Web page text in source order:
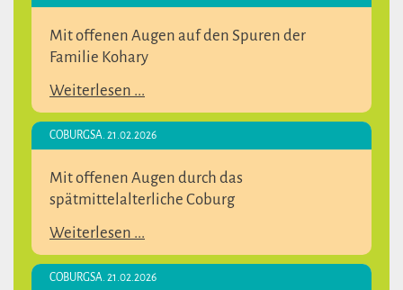
Mit offenen Augen auf den Spuren der
Familie Kohary
Weiterlesen ...
COBURGSA. 21.02.2026
Mit offenen Augen durch das
spätmittelalterliche Coburg
Weiterlesen ...
COBURGSA. 21.02.2026